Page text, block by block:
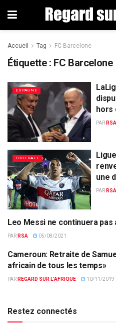
Accueil Tag FC Barcelone
Étiquette : FC Barcelone
ESPAGNE
hors
PAR RSA
FOOTBALL
une
PAR RSA
FOOTBALL
Leo Messi ne continuera
PAR RSA 05/08/2021
CAMEROUN
Cameroun: Retraite de
africain de tous les temps»
PAR REGARD SUR L'AFRIQUE 10/11/2019
Restez connectés